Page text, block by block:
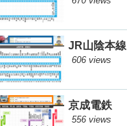
JR山陰本線
606 views
京成電鉄
556 views